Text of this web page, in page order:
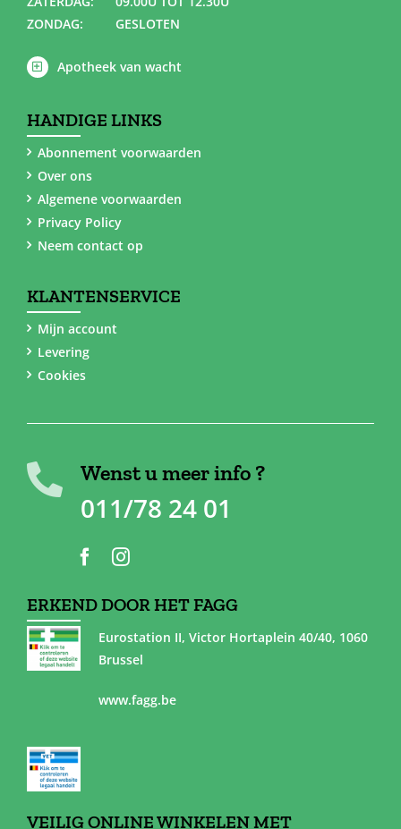
ZONDAG:
GESLOTEN
Apotheek van wacht
HANDIGE LINKS
Abonnement voorwaarden
Over ons
Algemene voorwaarden
Privacy Policy
Neem contact op
KLANTENSERVICE
Mijn account
Levering
Cookies
Wenst u meer info ?
011/78 24 01
ERKEND DOOR HET FAGG
Eurostation II, Victor Hortaplein 40/40, 1060
Brussel
www.fagg.be
VEILIG ONLINE WINKELEN MET